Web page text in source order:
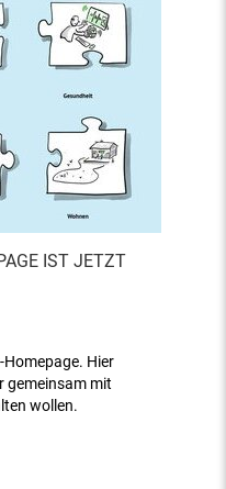
IST JETZT
Homepage. Hier
gemeinsam mit
wollen.